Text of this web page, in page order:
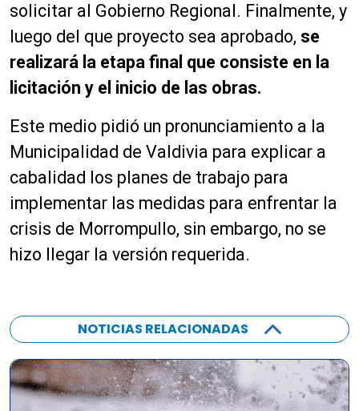
solicitar al Gobierno Regional. Finalmente, y
luego del que proyecto sea aprobado, se
realizará la etapa final que consiste en la
licitación y el inicio de las obras.
Este medio pidió un pronunciamiento a la
Municipalidad de Valdivia para explicar a
cabalidad los planes de trabajo para
implementar las medidas para enfrentar la
crisis de Morrompullo, sin embargo, no se
hizo llegar la versión requerida.
NOTICIAS RELACIONADAS